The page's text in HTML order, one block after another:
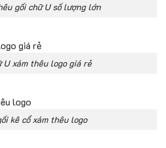
gối chữ U số lượng lớn
U xám thêu logo giá rẻ
kê cổ xám thêu logo